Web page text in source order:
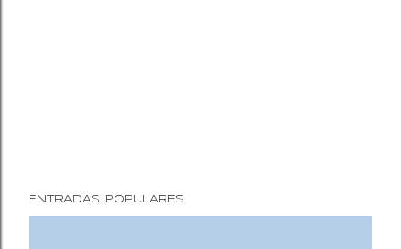
ENTRADAS POPULARES